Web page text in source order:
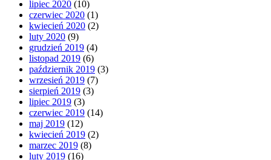
lipiec 2020 (10)
czerwiec 2020 (1)
kwiecień 2020 (2)
luty 2020 (9)
grudzień 2019 (4)
listopad 2019 (6)
październik 2019 (3)
wrzesień 2019 (7)
sierpień 2019 (3)
lipiec 2019 (3)
czerwiec 2019 (14)
maj 2019 (12)
kwiecień 2019 (2)
marzec 2019 (8)
luty 2019 (16)